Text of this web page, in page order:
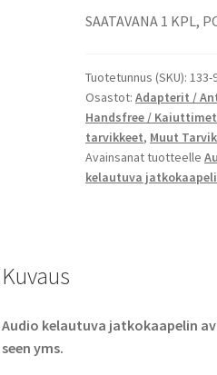
laitteesi
esim.
kaiuttimeen,
stereoihin,
TV:seen.
SAATAVANA 1 KPL,
Tuotetunnus (SKU): 133-
Osastot:Adapterit /
Handsfree / Kaiuttimet
tarvikkeet, Muut
Avainsanat tuotteelle
kelautuva
Kuvaus
Audio kelautuva jatkokaapelin
seen yms.